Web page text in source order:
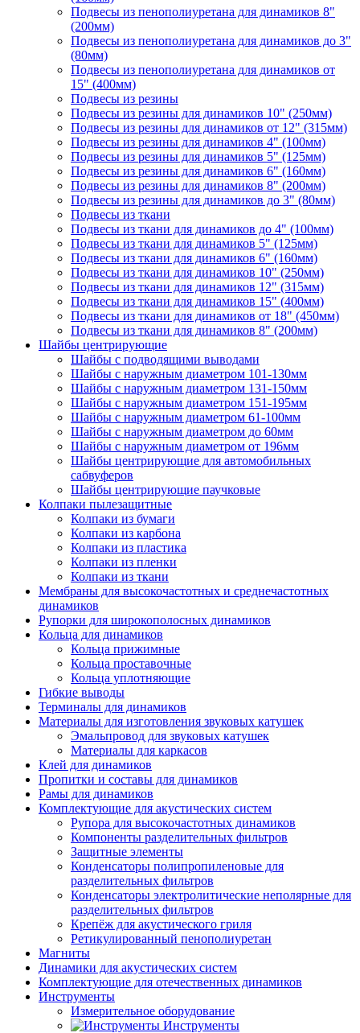
Подвесы из пенополиуретана для динамиков 8"
(200мм)
Подвесы из пенополиуретана для динамиков до 3"
(80мм)
Подвесы из пенополиуретана для динамиков от
15" (400мм)
Подвесы из резины
Подвесы из резины для динамиков 10" (250мм)
Подвесы из резины для динамиков от 12" (315мм)
Подвесы из резины для динамиков 4" (100мм)
Подвесы из резины для динамиков 5" (125мм)
Подвесы из резины для динамиков 6" (160мм)
Подвесы из резины для динамиков 8" (200мм)
Подвесы из резины для динамиков до 3" (80мм)
Подвесы из ткани
Подвесы из ткани для динамиков до 4" (100мм)
Подвесы из ткани для динамиков 5" (125мм)
Подвесы из ткани для динамиков 6" (160мм)
Подвесы из ткани для динамиков 10" (250мм)
Подвесы из ткани для динамиков 12" (315мм)
Подвесы из ткани для динамиков 15" (400мм)
Подвесы из ткани для динамиков от 18" (450мм)
Подвесы из ткани для динамиков 8" (200мм)
Шайбы центрирующие
Шайбы с подводящими выводами
Шайбы с наружным диаметром 101-130мм
Шайбы с наружным диаметром 131-150мм
Шайбы с наружным диаметром 151-195мм
Шайбы с наружным диаметром 61-100мм
Шайбы с наружным диаметром до 60мм
Шайбы с наружным диаметром от 196мм
Шайбы центрирующие для автомобильных
сабвуферов
Шайбы центрирующие паучковые
Колпаки пылезащитные
Колпаки из бумаги
Колпаки из карбона
Колпаки из пластика
Колпаки из пленки
Колпаки из ткани
Мембраны для высокочастотных и среднечастотных
динамиков
Рупорки для широкополосных динамиков
Кольца для динамиков
Кольца прижимные
Кольца проставочные
Кольца уплотняющие
Гибкие выводы
Терминалы для динамиков
Материалы для изготовления звуковых катушек
Эмальпровод для звуковых катушек
Материалы для каркасов
Клей для динамиков
Пропитки и составы для динамиков
Рамы для динамиков
Комплектующие для акустических систем
Рупора для высокочастотных динамиков
Компоненты разделительных фильтров
Защитные элементы
Конденсаторы полипропиленовые для
разделительных фильтров
Конденсаторы электролитические неполярные для
разделительных фильтров
Крепёж для акустического гриля
Ретикулированный пенополиуретан
Магниты
Динамики для акустических систем
Комплектующие для отечественных динамиков
Инструменты
Измерительное оборудование
Инструменты